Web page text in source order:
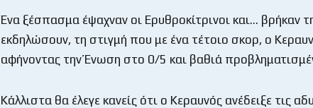
Ένα ξέσπασμα έψαχναν οι Ερυθροκίτρινοι και… βρήκαν
εκδηλώσουν, τη στιγμή που με ένα τέτοιο σκορ, ο
αφήνοντας την Ένωση στο 0/5 και βαθιά
Κάλλιστα θα έλεγε κανείς ότι ο Κεραυνός ανέδειξε τις